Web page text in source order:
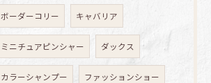
ボーダーコリー キャバリア
ミニチュアピンシャー ダックス
カラーシャンプー ファッションショー